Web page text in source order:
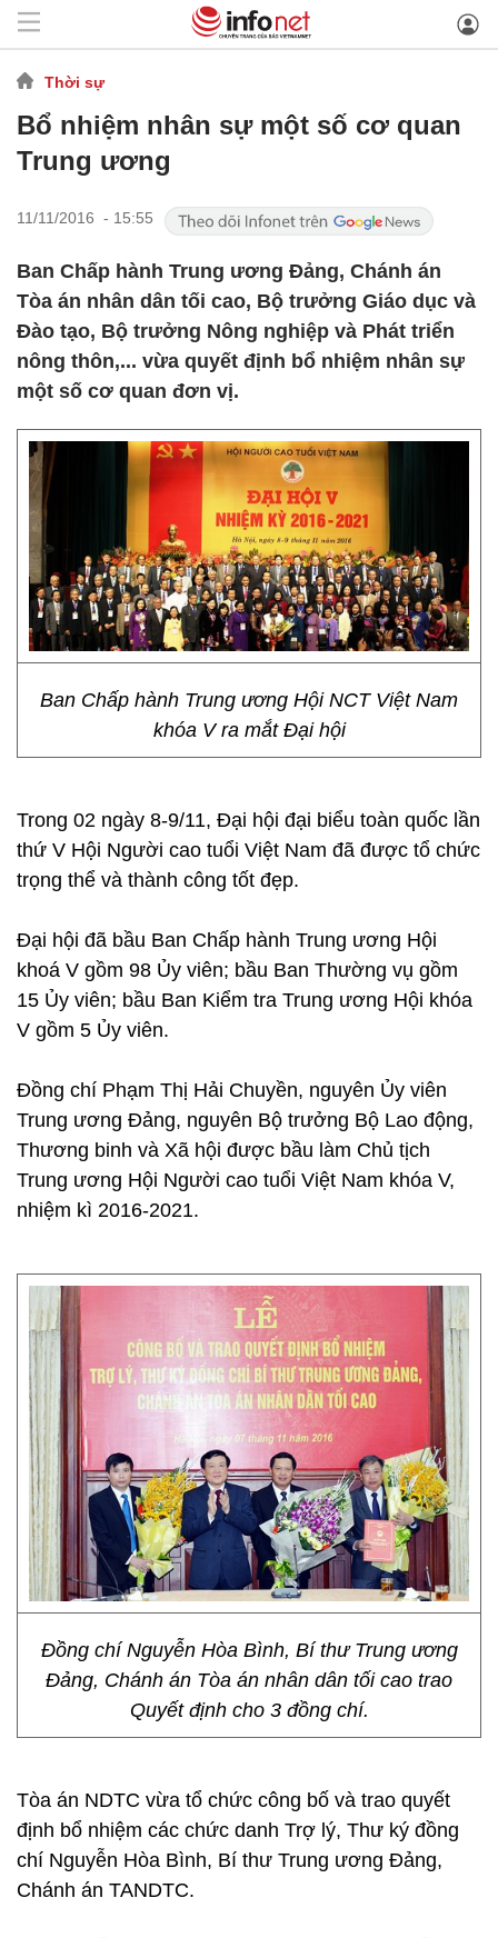
Thời sự
Bổ nhiệm nhân sự một số cơ quan
Trung ương
11/11/2016 - 15:55
Ban Chấp hành Trung ương Đảng, Chánh án
Tòa án nhân dân tối cao, Bộ trưởng Giáo dục và
Đào tạo, Bộ trưởng Nông nghiệp và Phát triển
nông thôn,... vừa quyết định bổ nhiệm nhân sự
một số cơ quan đơn vị.
Ban Chấp hành Trung ương Hội NCT Việt Nam
khóa V ra mắt Đại hội
Trong 02 ngày 8-9/11, Đại hội đại biểu toàn quốc lần
thứ V Hội Người cao tuổi Việt Nam đã được tổ chức
trọng thể và thành công tốt đẹp.
Đại hội đã bầu Ban Chấp hành Trung ương Hội
khoá V gồm 98 Ủy viên; bầu Ban Thường vụ gồm
15 Ủy viên; bầu Ban Kiểm tra Trung ương Hội khóa
V gồm 5 Ủy viên.
Đồng chí Phạm Thị Hải Chuyền, nguyên Ủy viên
Trung ương Đảng, nguyên Bộ trưởng Bộ Lao động,
Thương binh và Xã hội được bầu làm Chủ tịch
Trung ương Hội Người cao tuổi Việt Nam khóa V,
nhiệm kì 2016-2021.
Đồng chí Nguyễn Hòa Bình, Bí thư Trung ương
Đảng, Chánh án Tòa án nhân dân tối cao trao
Quyết định cho 3 đồng chí.
Tòa án NDTC vừa tổ chức công bố và trao quyết
định bổ nhiệm các chức danh Trợ lý, Thư ký đồng
chí Nguyễn Hòa Bình, Bí thư Trung ương Đảng,
Chánh án TANDTC.